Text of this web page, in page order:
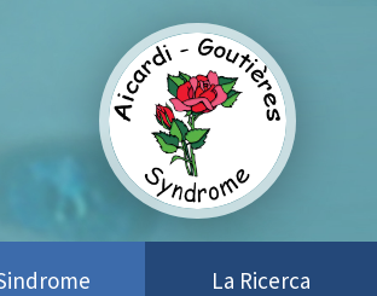
La Ricerca